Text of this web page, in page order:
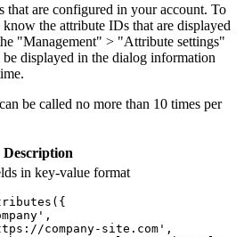
that are configured in your account. To
the attribute IDs that are displayed
"Management" > "Attribute settings"
displayed in the dialog information
be called no more than 10 times per
Description
in key-value format
company-site.com',